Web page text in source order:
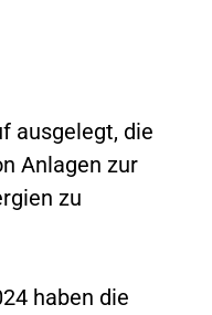
ausgelegt, die
Anlagen zur
zu
haben die